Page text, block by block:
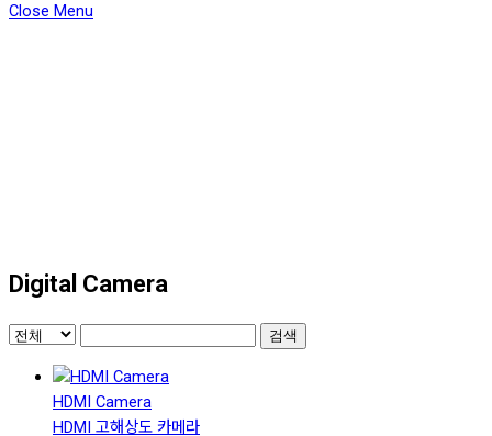
Close Menu
Digital Camera
검색
HDMI Camera
HDMI 고해상도 카메라